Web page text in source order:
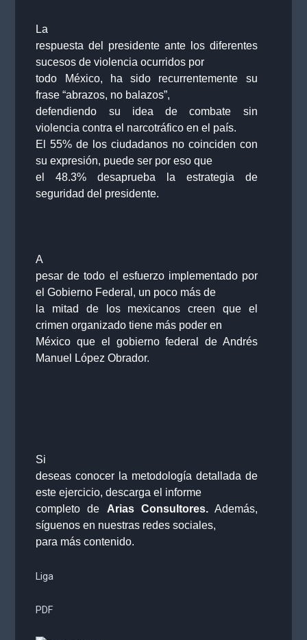
La
respuesta del presidente ante los diferentes
sucesos de violencia ocurridos por
todo México, ha sido recurrentemente su
frase “abrazos, no balazos”,
defendiendo su idea de combate sin
violencia contra el narcotráfico en el país.
El 55% de los ciudadanos no coinciden con
su expresión, puede ser por eso que
el 48.3% desaprueba la estrategia de
seguridad del presidente.
A
pesar de todo el esfuerzo implementado por
el Gobierno Federal, un poco más de
la mitad de los mexicanos creen que el
crimen organizado tiene más poder en
México que el gobierno federal de Andrés
Manuel López Obrador.
Si
deseas conocer la metodología detallada de
este ejercicio, descarga el informe
completo de Arias Consultores.Además,
síguenos en nuestras redes sociales,
para más contenido.
Liga
PDF